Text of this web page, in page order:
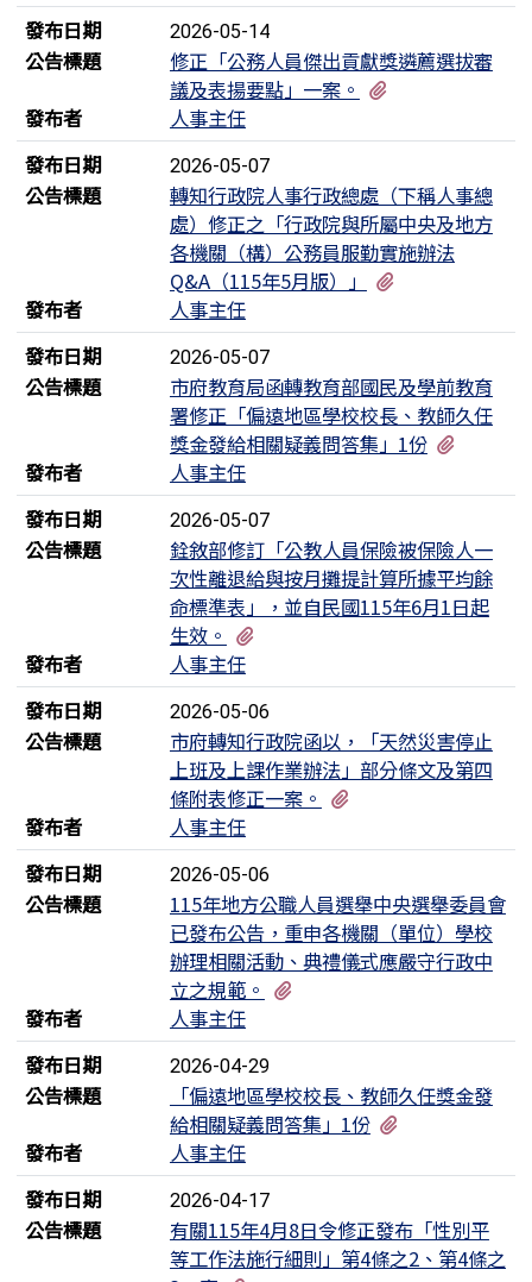
發布日期
2026-05-14
公告標題
修正「公務人員傑出貢獻獎遴薦選拔審
議及表揚要點」一案。
發布者
人事主任
發布日期
2026-05-07
公告標題
轉知行政院人事行政總處（下稱人事總
處）修正之「行政院與所屬中央及地方
各機關（構）公務員服勤實施辦法
Q&A（115年5月版）」
發布者
人事主任
發布日期
2026-05-07
公告標題
市府教育局函轉教育部國民及學前教育
署修正「偏遠地區學校校長、教師久任
獎金發給相關疑義問答集」1份
發布者
人事主任
發布日期
2026-05-07
公告標題
銓敘部修訂「公教人員保險被保險人一
次性離退給與按月攤提計算所據平均餘
命標準表」，並自民國115年6月1日起
生效。
發布者
人事主任
發布日期
2026-05-06
公告標題
市府轉知行政院函以，「天然災害停止
上班及上課作業辦法」部分條文及第四
條附表修正一案。
發布者
人事主任
發布日期
2026-05-06
公告標題
115年地方公職人員選舉中央選舉委員會
已發布公告，重申各機關（單位）學校
辦理相關活動、典禮儀式應嚴守行政中
立之規範。
發布者
人事主任
發布日期
2026-04-29
公告標題
「偏遠地區學校校長、教師久任獎金發
給相關疑義問答集」1份
發布者
人事主任
發布日期
2026-04-17
公告標題
有關115年4月8日令修正發布「性別平
等工作法施行細則」第4條之2、第4條之